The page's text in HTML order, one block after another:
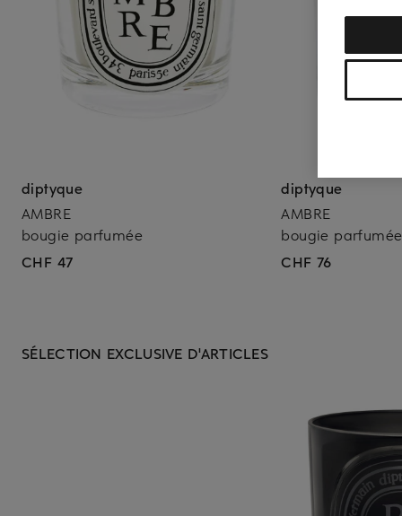
diptyque
AMBRE
bougie parfumée
CHF 47
diptyque
AMBRE
bougie parfumée
CHF 76
SÉLECTION EXCLUSIVE D'ARTICLES